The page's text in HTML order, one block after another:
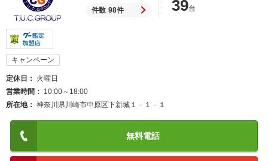
件数 98件 39台
キャンペーン
定休日
火曜日
営業時間
10:00～18:00
所在地
神奈川県川崎市中原区下新城１－１－１
無料電話